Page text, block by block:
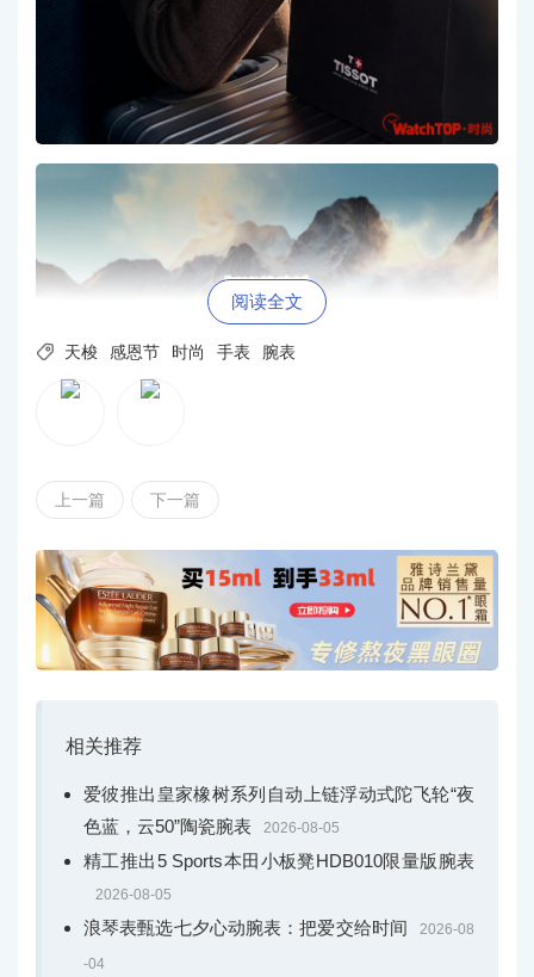
新作在承袭该系列三十余年设计精髓的同时实现革
新。39毫米表径与银色日光纹表盘，营造出沉稳的视觉质
感；独特的凹槽表圈设计既是历史的回声，亦是现代风格
的体现，向外界传递佩戴者的不俗品味；瑞士制造机械机
阅读全文
 天梭 感恩节 时尚 手表 腕表
上一篇 下一篇
相关推荐
爱彼推出皇家橡树系列自动上链浮动式陀飞轮“夜
色蓝，云50”陶瓷腕表
2026-08-05
精工推出5 Sports本田小板凳HDB010限量版腕表
2026-08-05
浪琴表甄选七夕心动腕表：把爱交给时间 2026-08
-04